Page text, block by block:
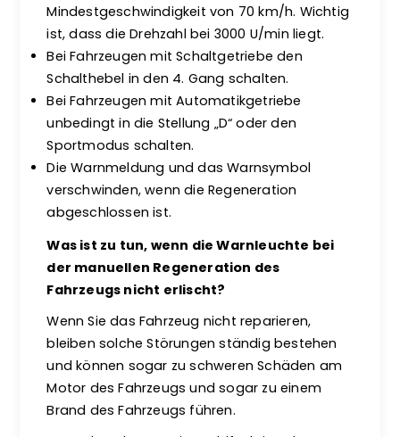
Mindestgeschwindigkeit von 70 km/h. Wichtig
ist, dass die Drehzahl bei 3000 U/min liegt.
Bei Fahrzeugen mit Schaltgetriebe den
Schalthebel in den 4. Gang schalten.
Bei Fahrzeugen mit Automatikgetriebe
unbedingt in die Stellung „D“ oder den
Sportmodus schalten.
Die Warnmeldung und das Warnsymbol
verschwinden, wenn die Regeneration
abgeschlossen ist.
Was ist zu tun, wenn die Warnleuchte bei
der manuellen Regeneration des
Fahrzeugs nicht erlischt?
Wenn Sie das Fahrzeug nicht reparieren,
bleiben solche Störungen ständig bestehen
und können sogar zu schweren Schäden am
Motor des Fahrzeugs und sogar zu einem
Brand des Fahrzeugs führen.